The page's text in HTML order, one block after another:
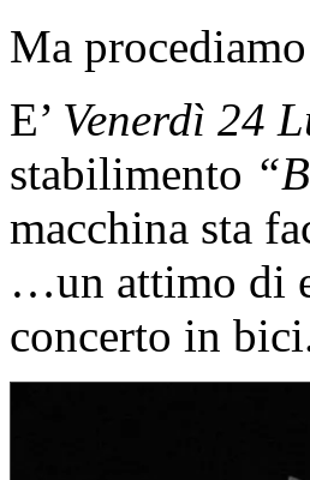
Ma
E’ Venerdì 24
stabilimento
macchina sta
…un attimo di
concerto in